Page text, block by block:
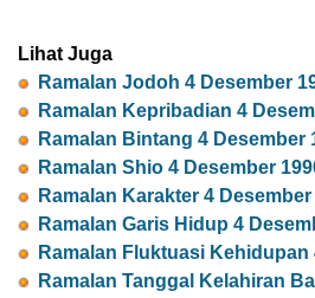
Lihat Juga
Ramalan Jodoh 4 Desember
Ramalan Kepribadian 4
Ramalan Bintang 4 Desember
Ramalan Shio 4 Desember
Ramalan Karakter 4 Desember
Ramalan Garis Hidup 4
Ramalan Fluktuasi Kehidupan
Ramalan Tanggal Kelahiran